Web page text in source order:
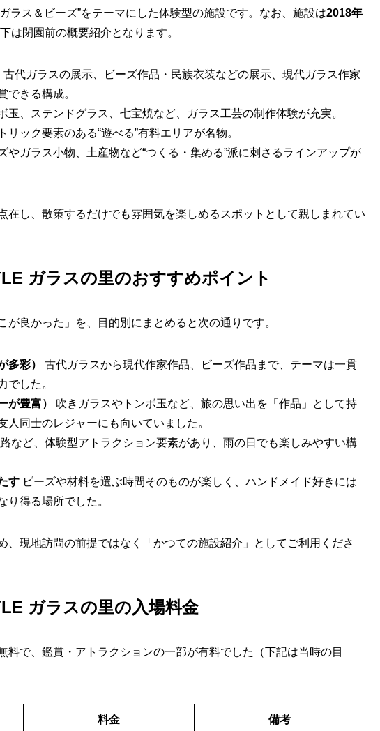
ラス＆ビーズ”をテーマにした体験型の施設です。なお、施設は2018年
は閉園前の概要紹介となります。
古代ガラスの展示、ビーズ作品・民族衣装などの展示、現代ガラス作家
できる構成。
玉、ステンドグラス、七宝焼など、ガラス工芸の制作体験が充実。
リック要素のある“遊べる”有料エリアが名物。
やガラス小物、土産物など“つくる・集める”派に刺さるラインアップが
在し、散策するだけでも雰囲気を楽しめるスポットとして親しまれてい
ガラスの里のおすすめポイント
が良かった」を、目的別にまとめると次の通りです。
多彩）
古代ガラスから現代作家作品、ビーズ作品まで、テーマは一貫
でした。
が豊富）
吹きガラスやトンボ玉など、旅の思い出を「作品」として持
人同士のレジャーにも向いていました。
など、体験型アトラクション要素があり、雨の日でも楽しみやすい構
すビーズや材料を選ぶ時間そのものが楽しく、ハンドメイド好きには
り得る場所でした。
、現地訪問の前提ではなく「かつての施設紹介」としてご利用くださ
ガラスの里の入場料金
料で、鑑賞・アトラクションの一部が有料でした（下記は当時の目
料金 備考